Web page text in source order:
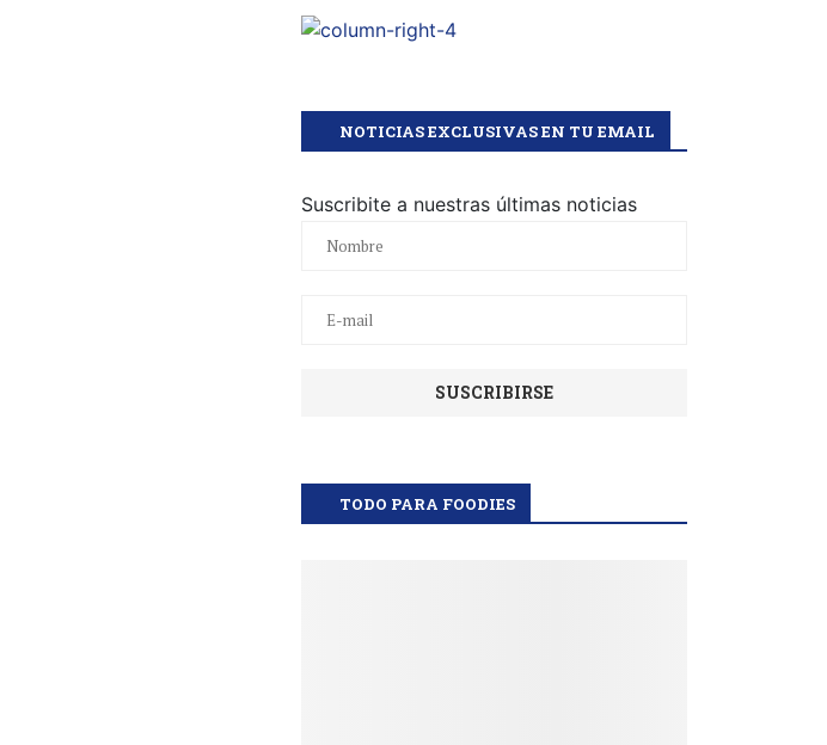
NOTICIAS EXCLUSIVAS EN TU EMAIL
Suscribite a nuestras últimas noticias
TODO PARA FOODIES